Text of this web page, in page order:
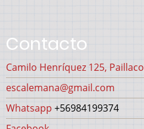
Contacto
Camilo Henríquez 125, Paillaco
escalemana@gmail.com
Whatsapp +56984199374